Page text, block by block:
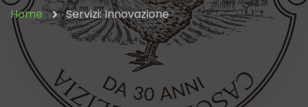
Home Servizi: Innovazione